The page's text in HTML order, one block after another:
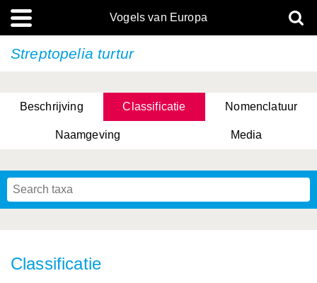
Vogels van Europa
Streptopelia turtur
Beschrijving Classificatie Nomenclatuur
Naamgeving Media
Classificatie